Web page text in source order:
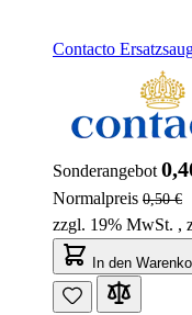
Contacto
Sonderangebot
Normalpreis 0,50 €
zzgl. 19% MwSt. ,
In den